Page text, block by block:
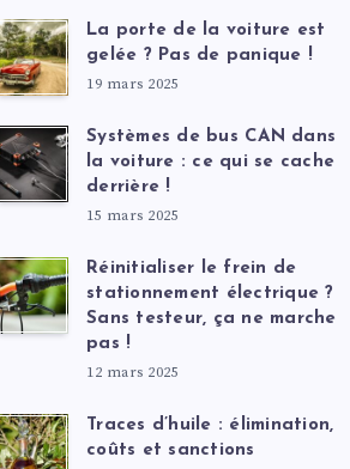
La porte de la voiture est
gelée ? Pas de panique !
19 mars 2025
Systèmes de bus CAN dans
la voiture : ce qui se cache
derrière !
15 mars 2025
Réinitialiser le frein de
stationnement électrique ?
Sans testeur, ça ne marche
pas !
12 mars 2025
Traces d’huile : élimination,
coûts et sanctions